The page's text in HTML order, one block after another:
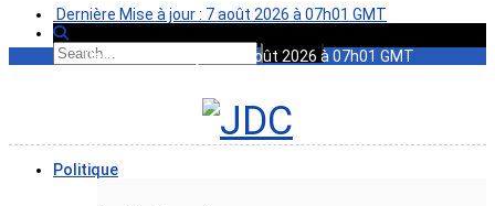
Dernière Mise à jour : 7 août 2026 à 07h01 GMT
Dernière Mise à jour : 7 août 2026 à 07h01 GMT
Politique